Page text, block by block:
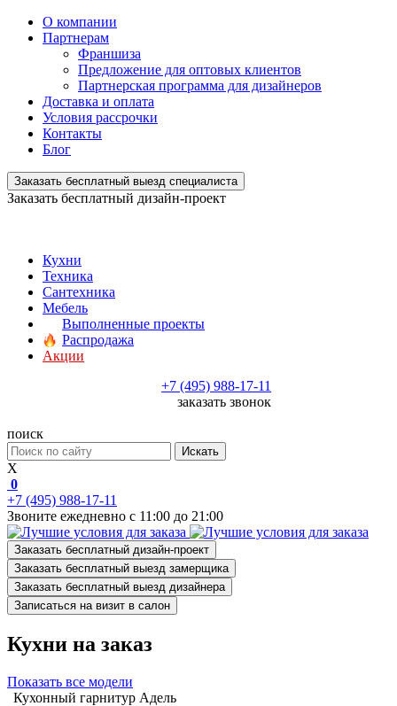
О компании
Партнерам
Франшиза
Предложение для оптовых клиентов
Партнерская программа для дизайнеров
Доставка и оплата
Условия рассрочки
Контакты
Блог
Заказать бесплатный выезд специалиста
Заказать бесплатный дизайн-проект
Кухни
Техника
Сантехника
Мебель
Выполненные проекты
Распродажа
Акции
+7 (495) 988-17-11
заказать звонок
поиск
Искать
X
0
+7 (495) 988-17-11
Звоните ежедневно с 11:00 до 21:00
Заказать бесплатный дизайн-проект
Заказать бесплатный выезд замерщика
Заказать бесплатный выезд дизайнера
Записаться на визит в салон
Кухни на заказ
Показать все модели
Кухонный гарнитур Адель